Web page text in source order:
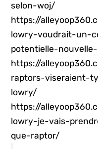
selon-woj/
https://
lowry-voudrait-un-
potentielle-
https://
raptors-viseraient-
lowry/
https://
lowry-je-vais-
que-raptor/